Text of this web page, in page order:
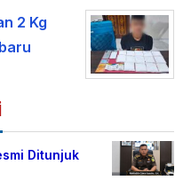
2 Kg
Ditunjuk